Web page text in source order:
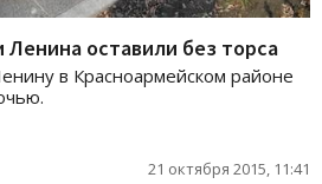
оставили без торса
в Красноармейском районе
21 октября 2015, 11:41